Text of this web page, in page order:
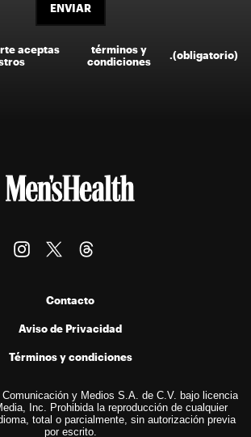
ENVIAR
aceptas
términos y
condiciones
.(obligatorio)
Contacto
Aviso de Privacidad
Términos y condiciones
y Medios S.A. de C.V. bajo licencia
Inc. Prohibida la reproducción de cualquier
total o parcialmente, sin autorización previa
por escrito.